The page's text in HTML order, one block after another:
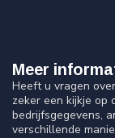
Meer
Heeft u vragen
zeker een kijkje op
bedrijfsgegevens,
verschillende